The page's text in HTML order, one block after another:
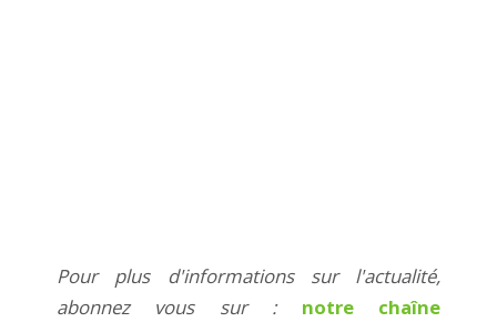
Pour plus d'informations sur l'actualité,
abonnez vous sur : notre chaîne